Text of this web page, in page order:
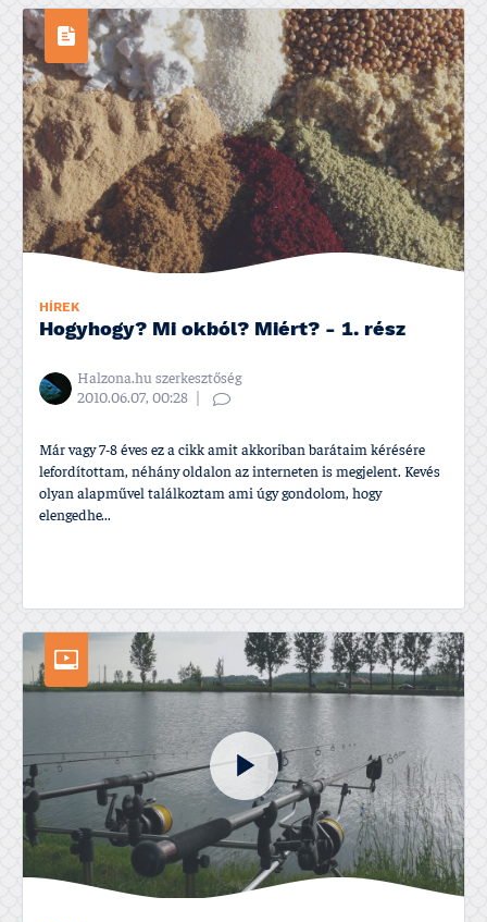
HÍREK
Hogyhogy? Mi okból? Miért? - 1. rész
Halzona.hu szerkesztőség
2010.06.07, 00:28
Már vagy 7-8 éves ez a cikk amit akkoriban barátaim kérésére
lefordí­tottam, néhány oldalon az interneten is megjelent. Kevés
olyan alapművel találkoztam ami úgy gondolom, hogy
elengedhe...